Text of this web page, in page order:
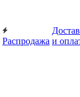
Распродажа и